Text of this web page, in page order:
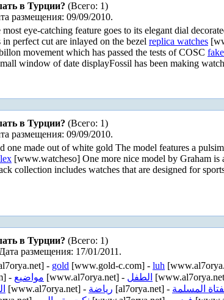
в Турции? (Всего: 1)
размещения: 09/09/2010.
eye-catching feature goes to its elegant dial
perfect cut are inlayed on the bezel replica watches
movement which has passed the tests of COSC
window of date displayFossil has been making
в Турции? (Всего: 1)
размещения: 09/09/2010.
one made out of white gold The model features a
[www.watcheso] One more nice model by Graham
collection includes watches that are designed for
в Турции? (Всего: 1)
размещения: 17/01/2011.
- gold [www.gold-c.com] - luh
- مواضيع [www.al7orya.net] - الطفل
[www.al7orya.net] - رياضة [al7orya.net] - المسلمة